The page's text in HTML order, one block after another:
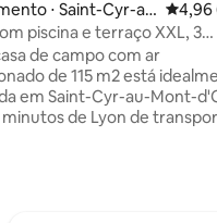
⋅ Saint-Cyr-au 4,96
4,96
piscina e terraço XXL, 3
de Lyon
de campo com ar
de 115 m2 está
em Saint-Cyr-au-Mont-
de Lyon de
(parada a 1 minuto de
por uma sala de estar de